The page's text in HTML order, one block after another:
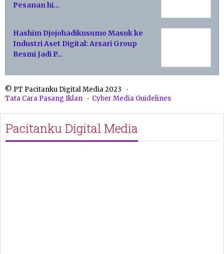
Pesanan hi…
Hashim Djojohadikusumo Masuk ke
Industri Aset Digital: Arsari Group
Resmi Jadi P…
© PT Pacitanku Digital Media 2023
Tata Cara Pasang Iklan
Cyber Media Guidelines
Pacitanku Digital Media